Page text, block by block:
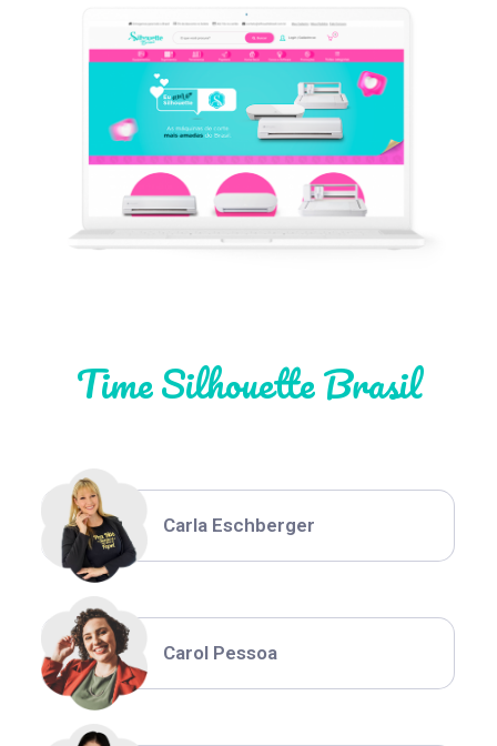
Time Silhouette Brasil
Léia Pastori
Thiara Ney
Carla Eschberger
Carol Pessoa